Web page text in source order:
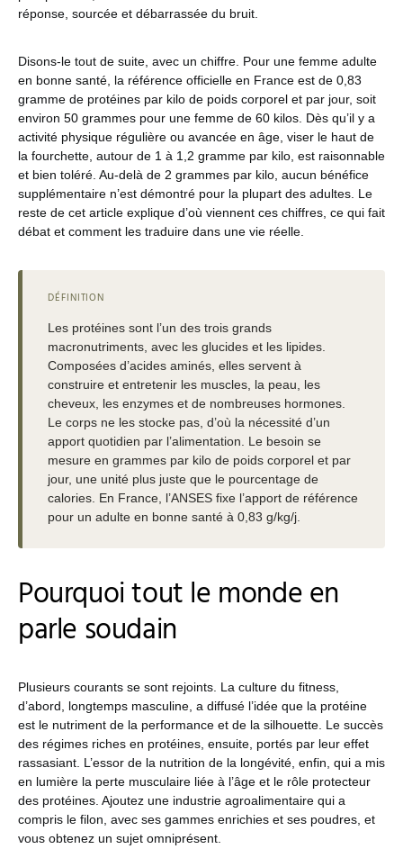
réponse, sourcée et débarrassée du bruit.
Disons-le tout de suite, avec un chiffre. Pour une femme adulte
en bonne santé, la référence officielle en France est de 0,83
gramme de protéines par kilo de poids corporel et par jour, soit
environ 50 grammes pour une femme de 60 kilos. Dès qu’il y a
activité physique régulière ou avancée en âge, viser le haut de
la fourchette, autour de 1 à 1,2 gramme par kilo, est raisonnable
et bien toléré. Au-delà de 2 grammes par kilo, aucun bénéfice
supplémentaire n’est démontré pour la plupart des adultes. Le
reste de cet article explique d’où viennent ces chiffres, ce qui fait
débat et comment les traduire dans une vie réelle.
DÉFINITION
Les protéines sont l’un des trois grands
macronutriments, avec les glucides et les lipides.
Composées d’acides aminés, elles servent à
construire et entretenir les muscles, la peau, les
cheveux, les enzymes et de nombreuses hormones.
Le corps ne les stocke pas, d’où la nécessité d’un
apport quotidien par l’alimentation. Le besoin se
mesure en grammes par kilo de poids corporel et par
jour, une unité plus juste que le pourcentage de
calories. En France, l’ANSES fixe l’apport de référence
pour un adulte en bonne santé à 0,83 g/kg/j.
Pourquoi tout le monde en
parle soudain
Plusieurs courants se sont rejoints. La culture du fitness,
d’abord, longtemps masculine, a diffusé l’idée que la protéine
est le nutriment de la performance et de la silhouette. Le succès
des régimes riches en protéines, ensuite, portés par leur effet
rassasiant. L’essor de la nutrition de la longévité, enfin, qui a mis
en lumière la perte musculaire liée à l’âge et le rôle protecteur
des protéines. Ajoutez une industrie agroalimentaire qui a
compris le filon, avec ses gammes enrichies et ses poudres, et
vous obtenez un sujet omniprésent.